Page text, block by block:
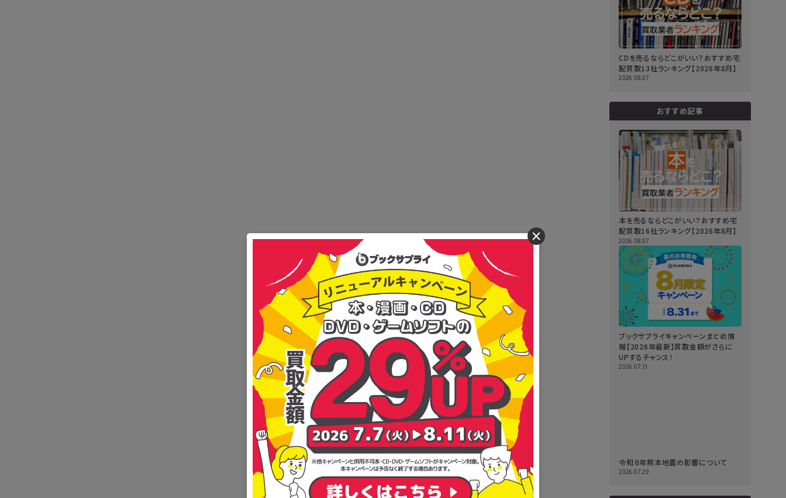
CDを売るならどこがいい？おすすめ宅
配買取13社ランキング【2026年8月】
2026.08.07
おすすめ記事
本を売るならどこがいい？おすすめ宅
配買取16社ランキング【2026年8月】
2026.08.07
ブックサプライキャンペーンまとめ情
報【2026年最新】買取金額がさらに
UPするチャンス！
2026.07.31
令和８年熊本地震の影響について
2026.07.29
×